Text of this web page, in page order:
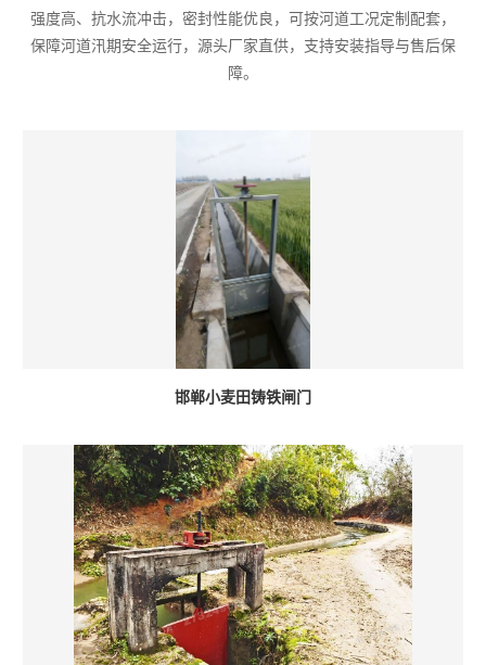
强度高、抗水流冲击，密封性能优良，可按河道工况定制配套，
保障河道汛期安全运行，源头厂家直供，支持安装指导与售后保
障。
邯郸小麦田铸铁闸门